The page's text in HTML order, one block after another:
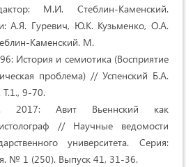
М.И. Стеблин-Каменский.
А.Я. Гуревич, Ю.К. Кузьменко, О.А.
Каменский. М.
История и семиотика (Восприятие
проблема) // Успенский Б.А.
9-70.
Авит Вьеннский как
// Научные ведомости
университета. Серия:
№ 1 (250). Выпуск 41, 31-36.